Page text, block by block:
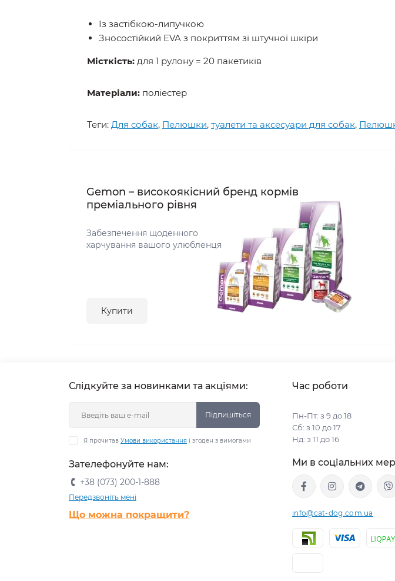
Із застібкою-липучкою
Зносостійкий EVA з покриттям зі штучної шкіри
Місткість: для 1 рулону = 20 пакетиків
Матеріали: поліестер
Теги: Для собак, Пелюшки, туалети та аксесуари для собак,
Gemon – високоякісний бренд кормів
преміального рівня
Забезпечення щоденного
харчування вашого улюбленця
Купити
Слідкуйте за новинками та акціями:
Підпишіться
Я прочитав Умови використання і згоден з вимогами
Зателефонуйте нам:
+38 (073) 200-1-888
Передзвоніть мені
Що можна покращити?
Час роботи
Пн-Пт: з 9 до 18
Сб: з 10 до 17
Нд: з 11 до 16
Ми в соціальних
info@cat-dog.com.ua